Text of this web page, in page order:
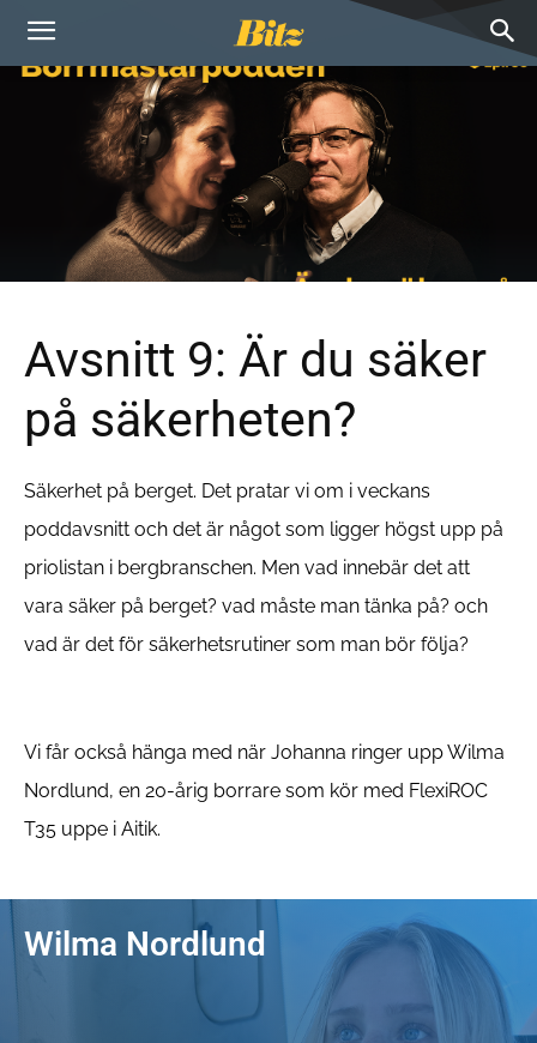
Avsnitt 9: Är du säker
på säkerheten?
Säkerhet på berget. Det pratar vi om i veckans
poddavsnitt och det är något som ligger högst upp på
priolistan i bergbranschen. Men vad innebär det att
vara säker på berget? vad måste man tänka på? och
vad är det för säkerhetsrutiner som man bör följa?
Vi får också hänga med när Johanna ringer upp Wilma
Nordlund, en 20-årig borrare som kör med FlexiROC
T35 uppe i Aitik.
Wilma Nordlund